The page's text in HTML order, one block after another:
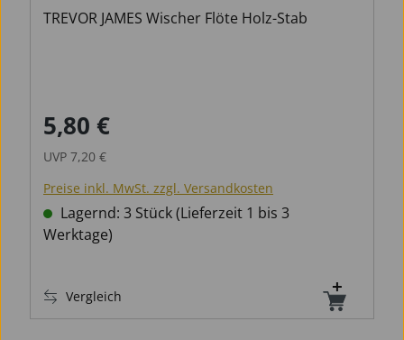
TREVOR JAMES Wischer Flöte Holz-Stab
Verkaufspreis:
5,80 €
UVP 7,20 €
Preise inkl. MwSt. zzgl. Versandkosten
Lagernd: 3 Stück (Lieferzeit 1 bis 3
Werktage)
Vergleich